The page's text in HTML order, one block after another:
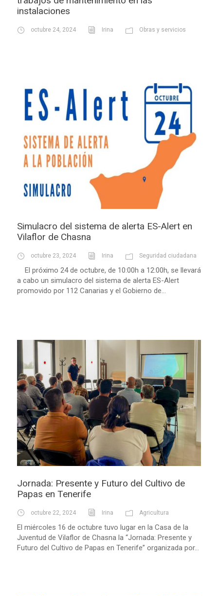
instalaciones
octubre 24, 2024 Irina Obras y servicios
Simulacro del sistema de alerta ES-Alert en
Vilaflor de Chasna
octubre 23, 2024 Irina Seguridad ciudadana
El próximo 24 de octubre, de 10:00h a 12:00h, se llevará
a cabo un simulacro del sistema de alerta ES-Alert
promovido por 112 Canarias y el Gobierno de...
Jornada: Presente y Futuro del Cultivo de
Papas en Tenerife
octubre 22, 2024 Irina Agricultura
El miércoles 16 de octubre tuvo lugar en la Casa de la
Juventud de Vilaflor de Chasna la “Jornada: Presente y
Futuro del Cultivo de Papas en Tenerife” organizada por...